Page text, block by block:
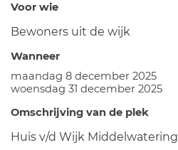
Voor wie
Bewoners uit de wijk
Wanneer
maandag 8 december 2025
woensdag 31 december 2025
Omschrijving van de plek
Huis v/d Wijk Middelwatering